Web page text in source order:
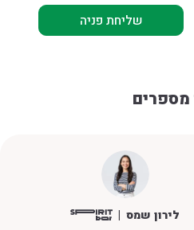
מספרים
לירון שמס